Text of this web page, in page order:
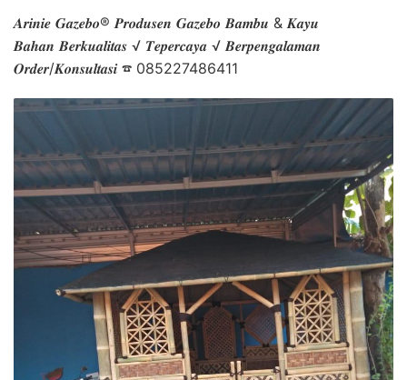
𝑨𝒓𝒊𝒏𝒊𝒆 𝑮𝒂𝒛𝒆𝒃𝒐® 𝑷𝒓𝒐𝒅𝒖𝒔𝒆𝒏 𝑮𝒂𝒛𝒆𝒃𝒐 𝑩𝒂𝒎𝒃𝒖 & 𝑲𝒂𝒚𝒖
𝑩𝒂𝒉𝒂𝒏 𝑩𝒆𝒓𝒌𝒖𝒂𝒍𝒊𝒕𝒂𝒔 √ 𝑻𝒆𝒑𝒆𝒓𝒄𝒂𝒚𝒂 √ 𝑩𝒆𝒓𝒑𝒆𝒏𝒈𝒂𝒍𝒂𝒎𝒂𝒏
𝑶𝒓𝒅𝒆𝒓/𝑲𝒐𝒏𝒔𝒖𝒍𝒕𝒂𝒔𝒊 ☎ 085227486411